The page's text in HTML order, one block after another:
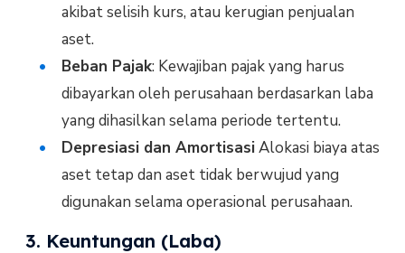
akibat selisih kurs, atau kerugian penjualan
aset.
Beban Pajak: Kewajiban pajak yang harus
dibayarkan oleh perusahaan berdasarkan laba
yang dihasilkan selama periode tertentu.
Depresiasi dan AmortisasiAlokasi biaya atas
aset tetap dan aset tidak berwujud yang
digunakan selama operasional perusahaan.
3. Keuntungan (Laba)